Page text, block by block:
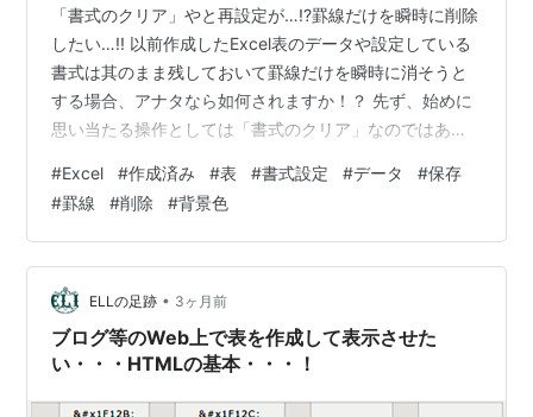
「書式のクリア」やと再設定が…!?罫線だけを瞬時に削除
したい…!! 以前作成したExcel表のデータや設定している
書式は其のまま残しておいて罫線だけを瞬時に消そうと
する場合、アナタなら如何されますか！？ 先ず、始めに
思い当たる操作としては「書式のクリア」なのではあり
自体も解除されてしまいますので、消去したものの再設
定で逆に手間が掛かってしまいます・・・ と云う訳で、
本日は書式設定は残したまま罫線のみを瞬時に削除する
ショートカットキーを紹介したいと思います。 先ず、
「書式のクリア」機能を使用した場合を見て見ま
す・・・ 【書式のクリア機能を使用し…
#Excel #作成済み #表 #書式設定 #データ #保存
#罫線 #削除 #背景色
ELLの足跡 • 3ヶ月前
ブログ等のWeb上で表を作成して表示させた
い・・・HTMLの基本・・・！